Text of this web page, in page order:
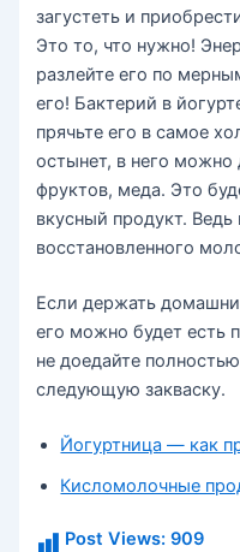
загустеть и
Это то, что нужно!
разлейте его по
его! Бактерий в
прячьте его в самое
остынет, в него
фруктов, меда. Это
вкусный продукт. Ведь
восстановленного
Если держать
его можно будет есть
не доедайте
следующую закваску.
Йогуртница — как
Кисломолочные
Post Views: 909